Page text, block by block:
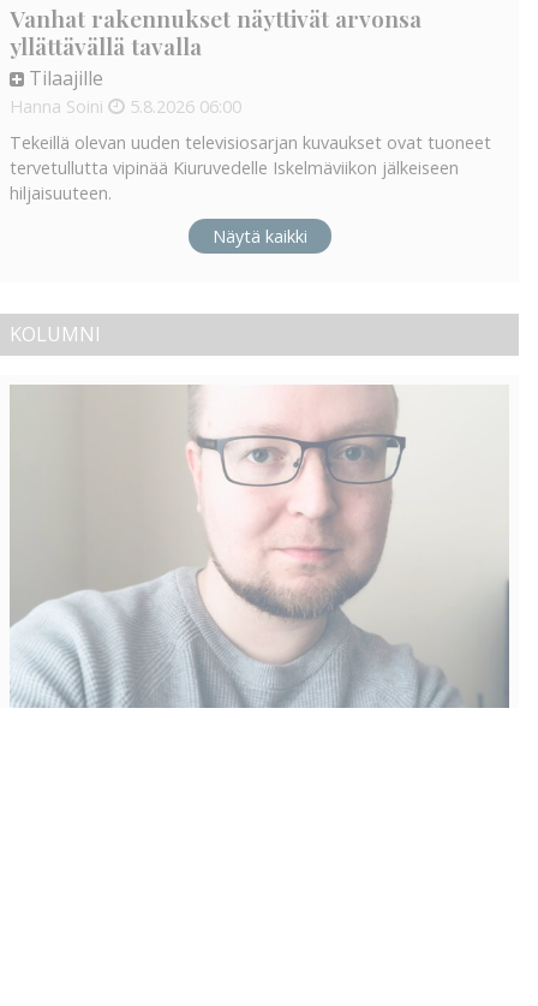
Vanhat rakennukset näyttivät arvonsa
yllättävällä tavalla
Tilaajille
Hanna Soini 5.8.2026 06:00
Tekeillä olevan uuden televisiosarjan kuvaukset ovat tuoneet
tervetullutta vipinää Kiuruvedelle Iskelmäviikon jälkeiseen
hiljaisuuteen.
Näytä kaikki
KOLUMNI